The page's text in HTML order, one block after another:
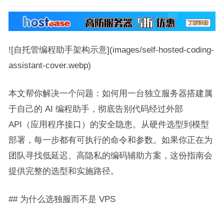
![自托管编程助手架构示意](images/self-hosted-coding-
assistant-cover.webp)
本文帮你解决一个问题：如何用一台独立服务器搭建属
于自己的 AI 编程助手，彻底告别代码经过外部
API（应用程序接口）的安全隐患。从硬件选型到模型
部署，每一步都有可执行的命令和参数。如果你正在为
团队寻找低延迟、高隐私的编码辅助方案，这份指南会
提供完整的选型和实施路径。
## 为什么选独服而不是 VPS